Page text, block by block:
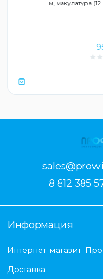
м, макулатура
8 812 385
Информация
Интернет-магазин
Доставка